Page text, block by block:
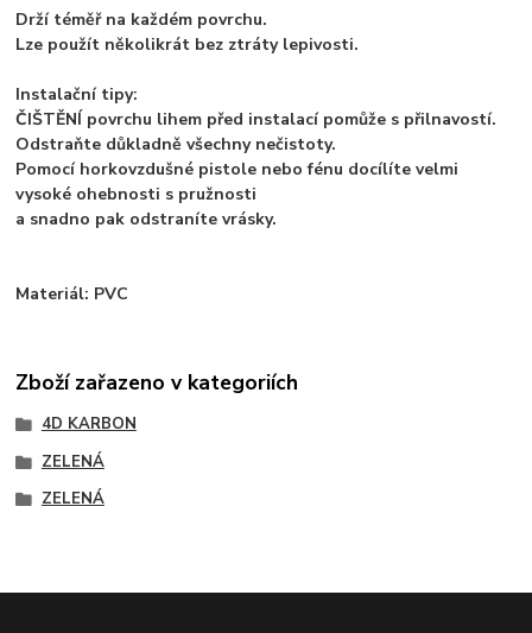
Drží téměř na každém povrchu.
Lze použít několikrát bez ztráty lepivosti.
Instalační tipy:
ČIŠTĚNÍ povrchu lihem před instalací pomůže s přilnavostí.
Odstraňte důkladně všechny nečistoty.
Pomocí horkovzdušné pistole nebo fénu docílíte velmi
vysoké ohebnosti s pružnosti
a snadno pak odstraníte vrásky.
Materiál: PVC
Zboží zařazeno v kategoriích
4D KARBON
ZELENÁ
ZELENÁ